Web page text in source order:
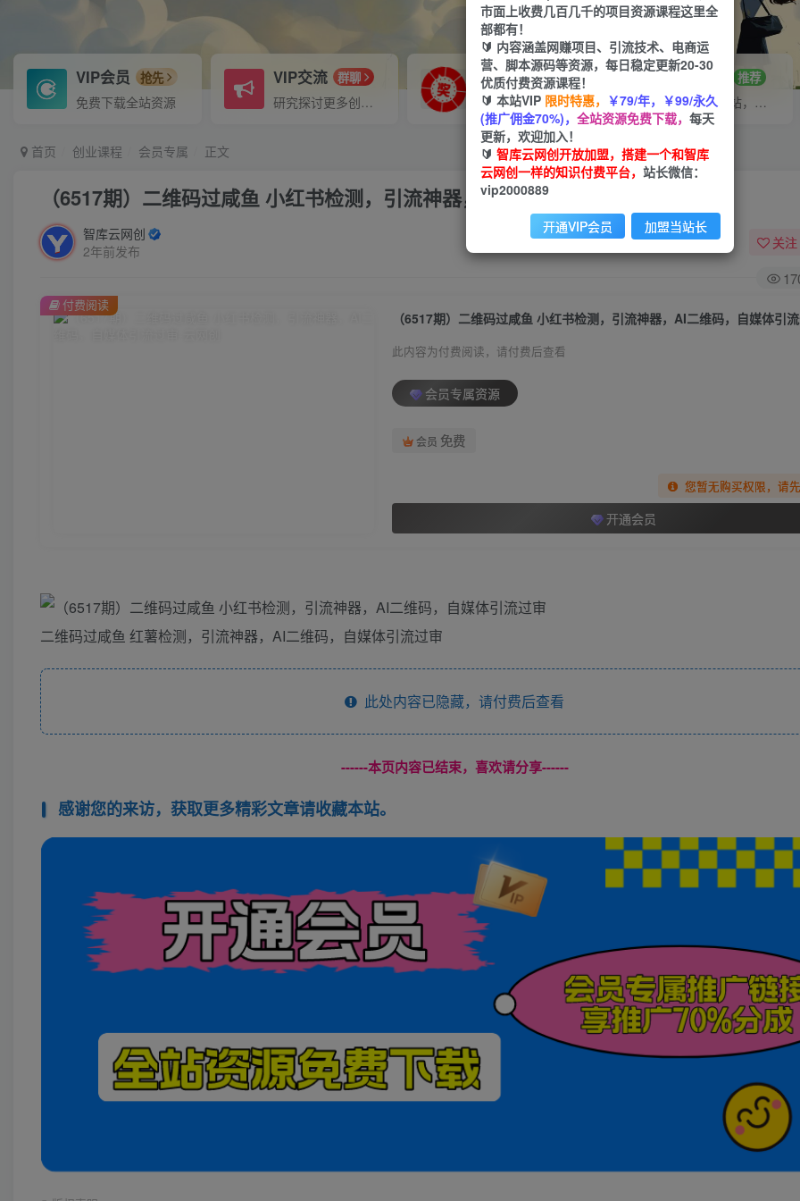
VIP会员 抢先
免费下载全站资源
VIP交流 群聊
研究探讨更多创业项目路子。
VIP推广
70%分佣
会员专属推广链接
招募站长 推荐
搭建同款网站，自己当老板
首页 创业课程 会员专属 正文
（6517期）二维码过咸鱼 小红书检测，引流神器，AI二维码，自媒体引流过审
智库云网创
2年前发布
关注
（6517期）二维码过咸鱼 小红书检测，引流神器，AI二维码，自媒体引
此内容为付费阅读，请付费后查看
会员专属资源
会员 免费
您暂无购买权限，请
开通会员
付费阅读
二维码过咸鱼 红薯检测，引流神器，AI二维码，自媒体引流过审
此处内容已隐藏，请付费后查看
------本页内容已结束，喜欢请分享------
感谢您的来访，获取更多精彩文章请收藏本站。
市面上收费几百几千的项目资源课程这里全
部都有！
🔰 内容涵盖网赚项目、引流技术、电商运
营、脚本源码等资源，每日稳定更新20-30
优质付费资源课程！
🔰 本站VIP 限时特惠， ￥79/年，￥99/永久
(推广佣金70%)， 全站资源免费下载， 每天
更新，欢迎加入！
🔰 智库云网创开放加盟，搭建一个和智库
云网创一样的知识付费平台， 站长微信：
vip2000889
开通VIP会员 加盟当站长